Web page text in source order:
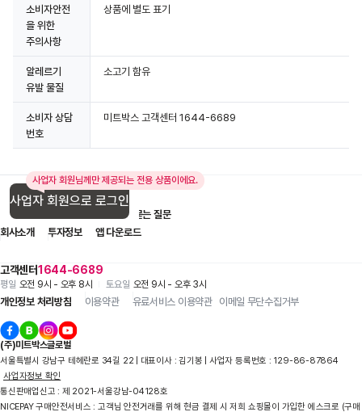
소비자안전
을 위한
주의사항
상품에 별도 표기
알레르기
유발 물질
소고기 함유
소비자 상담
번호
미트박스 고객센터 1644-6689
사업자 회원님께만 제공되는 전용 상품이에요.
사업자 회원으로 로그인
고객센터1644-6689
평일 오전 9시 - 오후 8시 토요일 오전 9시 - 오후 3시
입점 제휴 문의
자주 묻는 질문
회사소개
투자정보 앱 다운로드
개인정보 처리방침 이용약관 유료서비스 이용약관 이메일 무단수집거부
(주)미트박스글로벌
서울특별시 강남구 테헤란로 34길 22 | 대표이사 : 김기봉 | 사업자 등록번호 : 129-86-87864
사업자정보 확인
통신판매업신고 : 제 2021-서울강남-04128호
NICEPAY 구매안전서비스 : 고객님 안전거래를 위해 현금 결제 시 저희 쇼핑몰이 가입한 에스크로 (구매